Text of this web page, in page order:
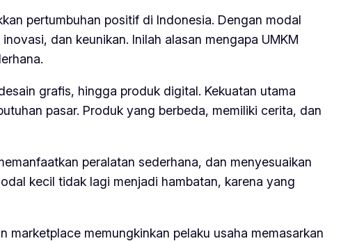
pertumbuhan positif di Indonesia. Dengan modal
dan keunikan. Inilah alasan mengapa UMKM
grafis, hingga produk digital. Kekuatan utama
pasar. Produk yang berbeda, memiliki cerita, dan
peralatan sederhana, dan menyesuaikan
kecil tidak lagi menjadi hambatan, karena yang
memungkinkan pelaku usaha memasarkan